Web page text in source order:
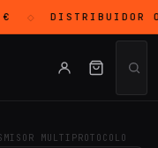
◇ DISTRIBUIDOR
MULTIPROTOCOLO